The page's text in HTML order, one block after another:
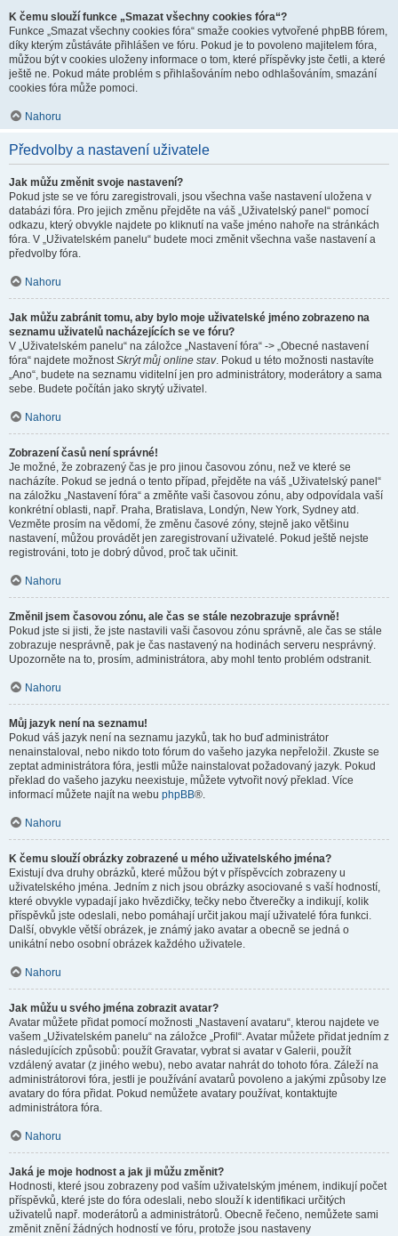
K čemu slouží funkce „Smazat všechny cookies fóra“?
Funkce „Smazat všechny cookies fóra“ smaže cookies vytvořené phpBB fórem,
díky kterým zůstáváte přihlášen ve fóru. Pokud je to povoleno majitelem fóra,
můžou být v cookies uloženy informace o tom, které příspěvky jste četli, a které
ještě ne. Pokud máte problém s přihlašováním nebo odhlašováním, smazání
cookies fóra může pomoci.
Nahoru
Předvolby a nastavení uživatele
Jak můžu změnit svoje nastavení?
Pokud jste se ve fóru zaregistrovali, jsou všechna vaše nastavení uložena v
databázi fóra. Pro jejich změnu přejděte na váš „Uživatelský panel“ pomocí
odkazu, který obvykle najdete po kliknutí na vaše jméno nahoře na stránkách
fóra. V „Uživatelském panelu“ budete moci změnit všechna vaše nastavení a
předvolby fóra.
Nahoru
Jak můžu zabránit tomu, aby bylo moje uživatelské jméno zobrazeno na
seznamu uživatelů nacházejících se ve fóru?
V „Uživatelském panelu“ na záložce „Nastavení fóra“ -> „Obecné nastavení
fóra“ najdete možnostSkrýt můj online stav. Pokud u této možnosti nastavíte
„Ano“, budete na seznamu viditelní jen pro administrátory, moderátory a sama
sebe. Budete počítán jako skrytý uživatel.
Nahoru
Zobrazení časů není správné!
Je možné, že zobrazený čas je pro jinou časovou zónu, než ve které se
nacházíte. Pokud se jedná o tento případ, přejděte na váš „Uživatelský panel“
na záložku „Nastavení fóra“ a změňte vaši časovou zónu, aby odpovídala vaší
konkrétní oblasti, např. Praha, Bratislava, Londýn, New York, Sydney atd.
Vezměte prosím na vědomí, že změnu časové zóny, stejně jako většinu
nastavení, můžou provádět jen zaregistrovaní uživatelé. Pokud ještě nejste
registrováni, toto je dobrý důvod, proč tak učinit.
Nahoru
Změnil jsem časovou zónu, ale čas se stále nezobrazuje správně!
Pokud jste si jisti, že jste nastavili vaši časovou zónu správně, ale čas se stále
zobrazuje nesprávně, pak je čas nastavený na hodinách serveru nesprávný.
Upozorněte na to, prosím, administrátora, aby mohl tento problém odstranit.
Nahoru
Můj jazyk není na seznamu!
Pokud váš jazyk není na seznamu jazyků, tak ho buď administrátor
nenainstaloval, nebo nikdo toto fórum do vašeho jazyka nepřeložil. Zkuste se
zeptat administrátora fóra, jestli může nainstalovat požadovaný jazyk. Pokud
překlad do vašeho jazyku neexistuje, můžete vytvořit nový překlad. Více
informací můžete najít na webu phpBB®.
Nahoru
K čemu slouží obrázky zobrazené u mého uživatelského jména?
Existují dva druhy obrázků, které můžou být v příspěvcích zobrazeny u
uživatelského jména. Jedním z nich jsou obrázky asociované s vaší hodností,
které obvykle vypadají jako hvězdičky, tečky nebo čtverečky a indikují, kolik
příspěvků jste odeslali, nebo pomáhají určit jakou mají uživatelé fóra funkci.
Další, obvykle větší obrázek, je známý jako avatar a obecně se jedná o
unikátní nebo osobní obrázek každého uživatele.
Nahoru
Jak můžu u svého jména zobrazit avatar?
Avatar můžete přidat pomocí možnosti „Nastavení avataru“, kterou najdete ve
vašem „Uživatelském panelu“ na záložce „Profil“. Avatar můžete přidat jedním z
následujících způsobů: použít Gravatar, vybrat si avatar v Galerii, použít
vzdálený avatar (z jiného webu), nebo avatar nahrát do tohoto fóra. Záleží na
administrátorovi fóra, jestli je používání avatarů povoleno a jakými způsoby lze
avatary do fóra přidat. Pokud nemůžete avatary používat, kontaktujte
administrátora fóra.
Nahoru
Jaká je moje hodnost a jak ji můžu změnit?
Hodnosti, které jsou zobrazeny pod vaším uživatelským jménem, indikují počet
příspěvků, které jste do fóra odeslali, nebo slouží k identifikaci určitých
uživatelů např. moderátorů a administrátorů. Obecně řečeno, nemůžete sami
změnit znění žádných hodností ve fóru, protože jsou nastaveny